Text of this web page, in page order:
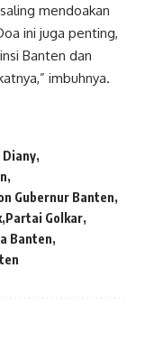
mendoakan
ini juga penting,
Banten dan
imbuhnya.
Diany
Gubernur Banten
Partai Golkar
Banten